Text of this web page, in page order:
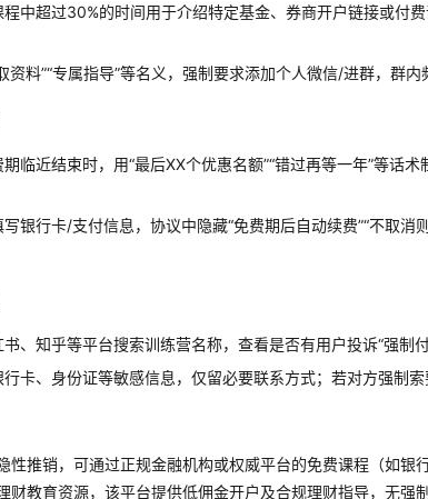
程中超过30%的时间用于介绍特定基金、券商开户链接或付
资料”“专属指导”等名义，强制要求添加个人微信/进群，群
期临近结束时，用“最后XX个优惠名额”“错过再等一年”等话
写银行卡/支付信息，协议中隐藏“免费期后自动续费”“不取消
书、知乎等平台搜索训练营名称，查看是否有用户投诉“强制付
行卡、身份证等敏感信息，仅留必要联系方式；若对方强制索
性推销，可通过正规金融机构或权威平台的免费课程（如银
财教育资源，该平台提供低佣金开户及合规理财指导，无强制